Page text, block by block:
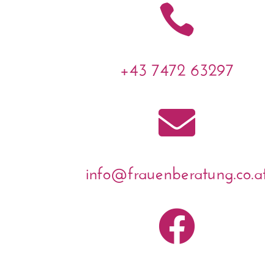

+43 7472 63297

